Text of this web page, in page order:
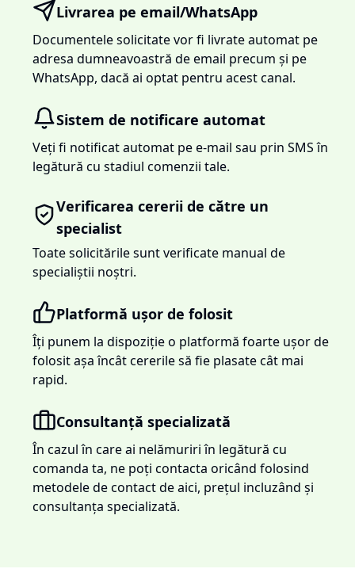
Livrarea pe email/WhatsApp
Documentele solicitate vor fi livrate automat pe
adresa dumneavoastră de email precum și pe
WhatsApp, dacă ai optat pentru acest canal.
Sistem de notificare automat
Veți fi notificat automat pe e-mail sau prin SMS în
legătură cu stadiul comenzii tale.
Verificarea cererii de către un
specialist
Toate solicitările sunt verificate manual de
specialiștii noștri.
Platformă ușor de folosit
Îți punem la dispoziție o platformă foarte ușor de
folosit așa încât cererile să fie plasate cât mai
rapid.
Consultanță specializată
În cazul în care ai nelămuriri în legătură cu
comanda ta, ne poți contacta oricând folosind
metodele de contact de aici, prețul incluzând și
consultanța specializată.